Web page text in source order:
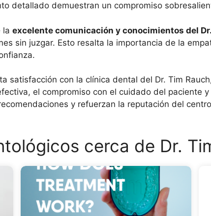
detallado demuestran un compromiso
la excelente comunicación y conocimientos del
sin juzgar. Esto resalta la importancia de la
satisfacción con la clínica dental del Dr. Tim
el compromiso con el cuidado del paciente
y refuerzan la reputación del
cerca de Dr.